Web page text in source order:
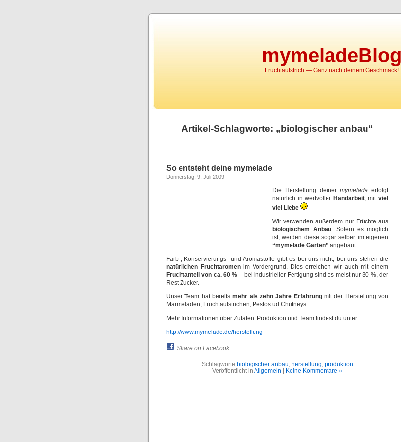
mymeladeBlog
Fruchtaufstrich — Ganz nach deinem Geschmack!
Artikel-Schlagworte: „biologischer anbau“
So entsteht deine mymelade
Donnerstag, 9. Juli 2009
Die Herstellung deinermymelade erfolgt
natürlich in wertvoller Handarbeit, mitviel
viel Liebe
Wir verwenden außerdem nur Früchte aus
biologischem Anbau. Sofern es möglich
ist, werden diese sogar selber im eigenen
“mymelade Garten” angebaut.
Farb-, Konservierungs- und Aromastoffe gibt es bei uns nicht, bei uns stehen die
natürlichen Fruchtaromenim Vordergrund. Dies erreichen wir auch mit einem
Fruchtanteil von ca. 60 % – bei industrieller Fertigung sind es meist nur 30 %, der
Rest Zucker.
Unser Team hat bereitsmehr als zehn Jahre Erfahrungmit der Herstellung von
Marmeladen, Fruchtaufstrichen, Pestos ud Chutneys.
Mehr Informationen über Zutaten, Produktion und Team findest du unter:
http://www.mymelade.de/herstellung
Share on Facebook
Schlagworte:biologischer anbau, herstellung, produktion
Veröffentlicht in Allgemein Keine Kommentare »